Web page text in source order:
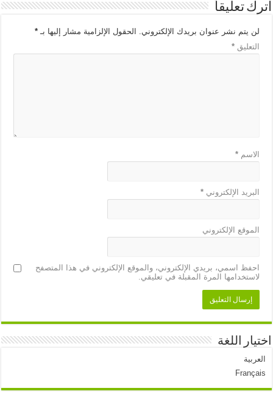
اترك تعليقاً
لن يتم نشر عنوان بريدك الإلكتروني. الحقول الإلزامية مشار إليها بـ*
التعليق*
الاسم*
البريد الإلكتروني*
الموقع الإلكتروني
احفظ اسمي، بريدي الإلكتروني، والموقع الإلكتروني في هذا المتصفح
لاستخدامها المرة المقبلة في تعليقي.
اختيار اللغة
العربية
Français